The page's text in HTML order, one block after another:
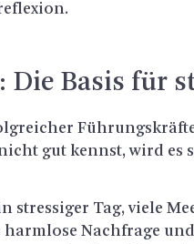
Die Basis für
gut kennst, wird es
Tag, viele
Nach­fra­ge